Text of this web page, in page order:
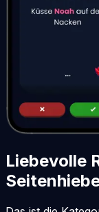
Liebevolle